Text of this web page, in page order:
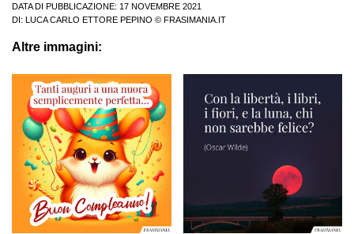
DATA DI PUBBLICAZIONE: 17 NOVEMBRE 2021
DI:
LUCA CARLO ETTORE PEPINO © FRASIMANIA.IT
Altre immagini: